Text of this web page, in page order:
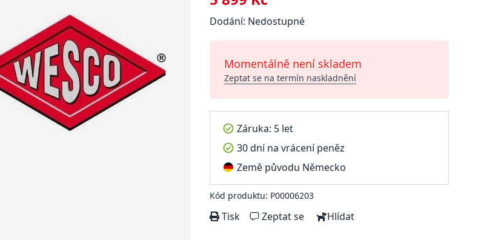
Dodání: Nedostupné
Momentálně není skladem
Zeptat se na termín naskladnění
Záruka: 5 let
30 dní na vrácení peněz
Země původu Německo
Kód produktu: P00006203
Tisk Zeptat se Hlídat